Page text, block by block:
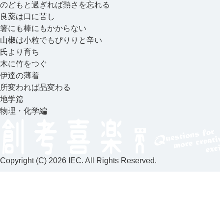
のどもと過ぎれば熱さを忘れる
良薬は口に苦し
箸にも棒にもかからない
山椒は小粒でもぴりりと辛い
氏より育ち
木に竹をつぐ
伊達の薄着
所変われば品変わる
地学篇
物理・化学編
Copyright (C) 2026 IEC. All Rights Reserved.